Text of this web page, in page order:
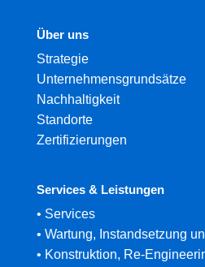
Über uns
Strategie
Unternehmensgrundsätze
Nachhaltigkeit
Standorte
Zertifizierungen
Services & Leistungen
• Services
• Wartung, Instandsetzung
• Konstruktion, Re-